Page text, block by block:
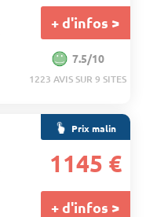
+ d'infos >
7.5/10
1223 AVIS SUR 9 SITES
Prix malin
1145 €
+ d'infos >